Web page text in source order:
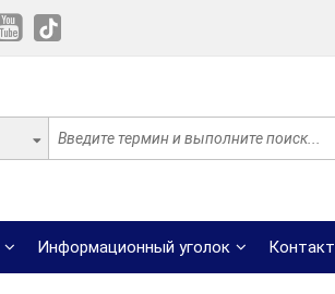
Информационный уголок Контакт